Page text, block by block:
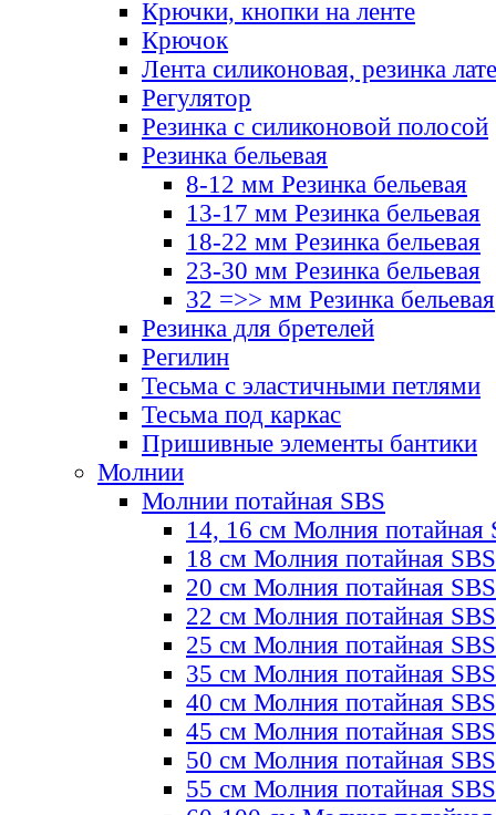
Крючки, кнопки на ленте
Крючок
Лента силиконовая, резинка
Регулятор
Резинка с силиконовой полосой
Резинка бельевая
8-12 мм Резинка бельевая
13-17 мм Резинка бельевая
18-22 мм Резинка бельевая
23-30 мм Резинка бельевая
32 =>> мм Резинка бельевая
Резинка для бретелей
Регилин
Тесьма с эластичными петлями
Тесьма под каркас
Пришивные элементы бантики
Молнии
Молнии потайная SBS
14, 16 см Молния потайная
18 см Молния потайная SBS
20 см Молния потайная SBS
22 см Молния потайная SBS
25 см Молния потайная SBS
35 см Молния потайная SBS
40 см Молния потайная SBS
45 см Молния потайная SBS
50 см Молния потайная SBS
55 см Молния потайная SBS